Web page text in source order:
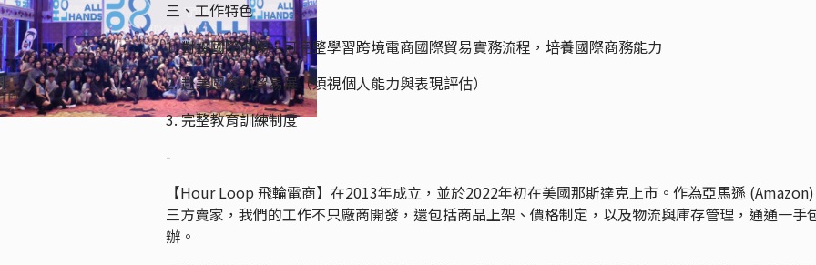
三、工作特色
1. 對接國際市場，可完整學習跨境電商國際貿易實務流程，培養國際商務能力
2. 赴美國參加貿易展（須視個人能力與表現評估）
3. 完整教育訓練制度
-
【Hour Loop 飛輪電商】在2013年成立，並於2022年初在美國那斯達克上市。作為亞馬遜
三方賣家，我們的工作不只廠商開發，還包括商品上架、價格制定，以及物流與庫存管理，通通一手
辦。